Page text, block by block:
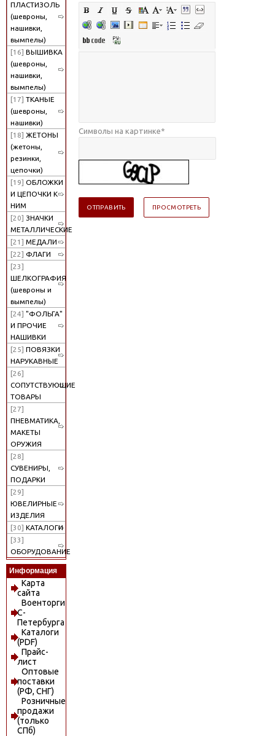
ПЛАСТИЗОЛЬ
(шевроны,
нашивки,
вымпелы)
[16] ВЫШИВКА
(шевроны,
нашивки,
вымпелы)
[17] ТКАНЫЕ
(шевроны,
нашивки)
[18] ЖЕТОНЫ
(жетоны,
резинки,
цепочки)
[19] ОБЛОЖКИ
И ЦЕПОЧКИ К
НИМ
[20] ЗНАЧКИ
МЕТАЛЛИЧЕСКИЕ
[21] МЕДАЛИ
[22] ФЛАГИ
[23]
ШЕЛКОГРАФИЯ
(шевроны и
вымпелы)
[24] "ФОЛЬГА"
И ПРОЧИЕ
НАШИВКИ
[25] ПОВЯЗКИ
НАРУКАВНЫЕ
[26]
СОПУТСТВУЮЩИЕ
ТОВАРЫ
[27]
ПНЕВМАТИКА,
МАКЕТЫ
ОРУЖИЯ
[28]
СУВЕНИРЫ,
ПОДАРКИ
[29]
ЮВЕЛИРНЫЕ
ИЗДЕЛИЯ
[30] КАТАЛОГИ
[33]
ОБОРУДОВАНИЕ
Информация
Карта
сайта
Военторги
С-
Петербурга
Каталоги
(PDF)
Прайс-
лист
Оптовые
поставки
(РФ, СНГ)
Розничные
продажи
(только
СПб)
Символы на картинке*